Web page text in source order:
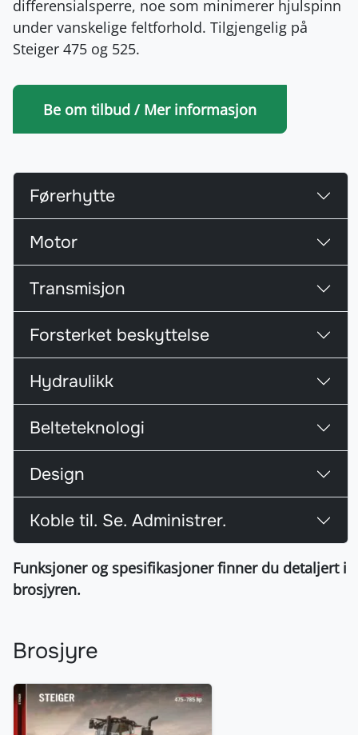
differensialsperre, noe som minimerer hjulspinn
under vanskelige feltforhold. Tilgjengelig på
Steiger 475 og 525.
Be om tilbud / Mer informasjon
Førerhytte
Motor
Transmisjon
Forsterket beskyttelse
Hydraulikk
Belteteknologi
Design
Koble til. Se. Administrer.
Funksjoner og spesifikasjoner finner du detaljert i
brosjyren.
Brosjyre